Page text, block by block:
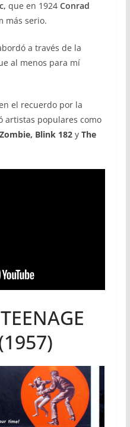
que en 1924Conrad
más serio.
a través de la
al menos para mí
el recuerdo por la
artistas populares como
Blink 182 yThe